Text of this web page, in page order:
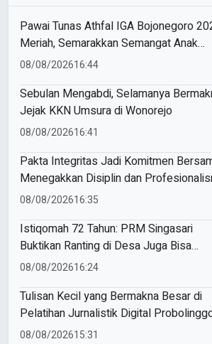
Pawai Tunas Athfal IGA Bojonegoro
Meriah, Semarakkan Semangat Anak
Sholeh Berkemajuan
08/08/202616:44
Sebulan Mengabdi, Selamanya
Jejak KKN Umsura di Wonorejo
08/08/202616:41
Pakta Integritas Jadi Komitmen
Menegakkan Disiplin dan
08/08/202616:35
Istiqomah 72 Tahun: PRM Singasari
Buktikan Ranting di Desa Juga Bisa
Bersinar di Tingkat Jawa Tengah
08/08/202616:24
Tulisan Kecil yang Bermakna Besar di
Pelatihan Jurnalistik Digital
08/08/202615:31